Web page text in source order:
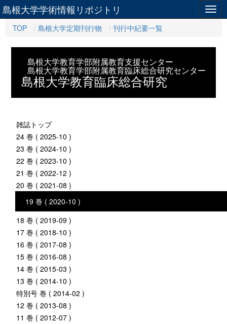
島根大学学術情報リポジトリ
TOP 島根大学定期刊行物 刊行中紀要一覧
島根大学教育学部附属教育支援センター
島根大学教育学部附属教育臨床総合研究センター
島根大学教育臨床総合研究
雑誌トップ
24 巻 ( 2025-10 )
23 巻 ( 2024-10 )
22 巻 ( 2023-10 )
21 巻 ( 2022-12 )
20 巻 ( 2021-08 )
19 巻 ( 2020-10 )
18 巻 ( 2019-09 )
17 巻 ( 2018-10 )
16 巻 ( 2017-08 )
15 巻 ( 2016-08 )
14 巻 ( 2015-03 )
13 巻 ( 2014-10 )
特別号 巻 ( 2014-02 )
12 巻 ( 2013-08 )
11 巻 ( 2012-07 )